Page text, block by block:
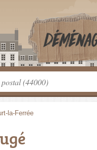
la-Ferrée